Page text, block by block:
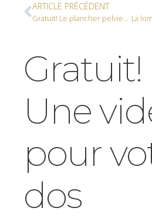
ARTICLE PRÉCÉDENT
Gratuit! Le plancher pelvien et les muscles abdominaux profonds
Gratuit!
Une
pour
dos